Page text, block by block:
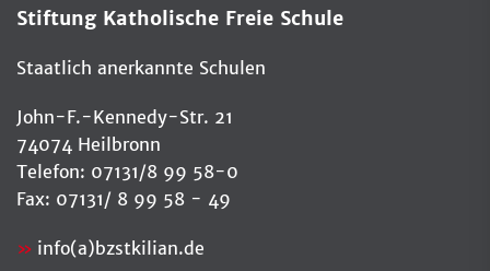
Stiftung Katholische Freie Schule
Staatlich anerkannte Schulen
John-F.-Kennedy-Str. 21
74074 Heilbronn
Telefon: 07131/8 99 58-0
Fax: 07131/ 8 99 58 - 49
info(a)bzstkilian.de